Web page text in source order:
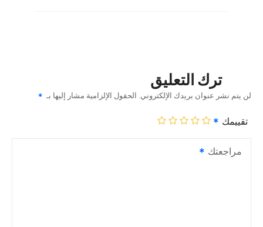
ترك التعليق
لن يتم نشر عنوان بريدك الإلكتروني. الحقول الإلزامية مشار إليها بـ
تقييمك
مراجعتك